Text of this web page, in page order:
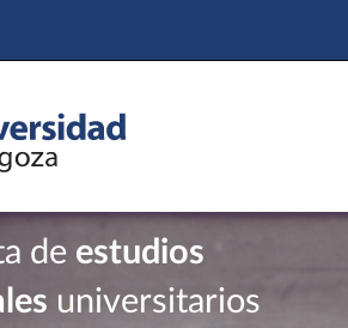
de estudios
universitarios